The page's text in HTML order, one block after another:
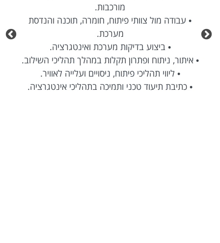
מורכבות.
• עבודה מול צוותי פיתוח, חומרה, תוכנה והנדסת
מערכת.
• ביצוע בדיקות מערכת ואינטגרציה.
• איתור, ניתוח ופתרון תקלות במהלך תהליכי השילוב.
• ליווי תהליכי פיתוח, ניסויים ועלייה לאוויר.
• כתיבת תיעוד טכני ותמיכה בתהליכי אינטגרציה.